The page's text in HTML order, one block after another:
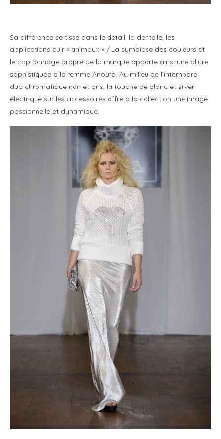
Sa différence se tisse dans le détail: la dentelle, les
applications cuir « animaux » / La symbiose des couleurs et
le capitonnage propre de la marque apporte ainsi une allure
sophistiquée à la femme Anoufa. Au milieu de l’intemporel
duo chromatique noir et gris, la touche de blanc et silver
électrique sur les accessoires offre à la collection une image
passionnelle et dynamique.